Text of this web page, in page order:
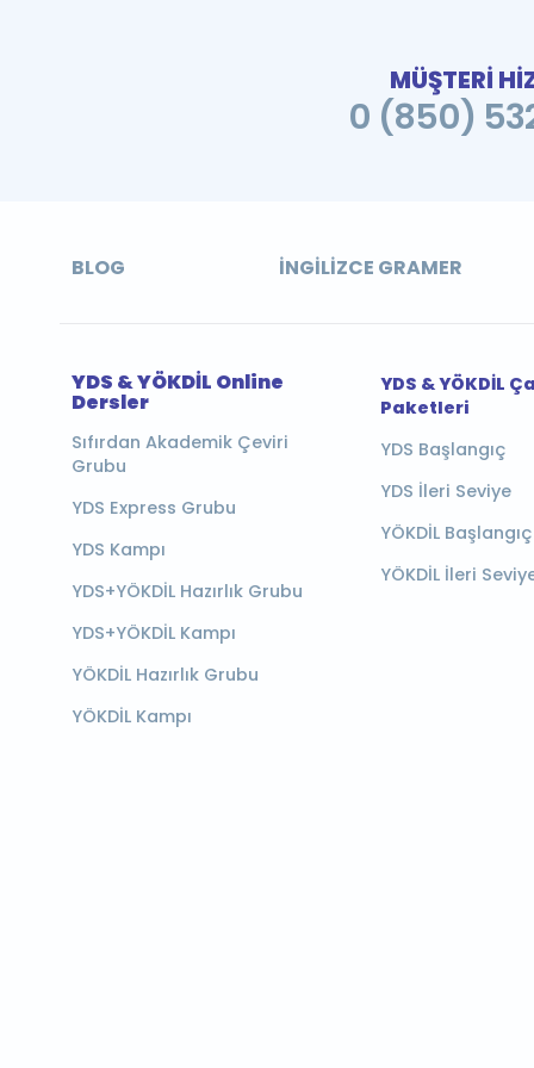
MÜŞTERİ
0 (850)
BLOG İNGILIZCE GRAMER
YDS & YÖKDİL Online
Dersler
Sıfırdan Akademik Çeviri
Grubu
YDS Express Grubu
YDS Kampı
YDS+YÖKDİL Hazırlık Grubu
YDS+YÖKDİL Kampı
YÖKDİL Hazırlık Grubu
YÖKDİL Kampı
YDS & YÖKDİL
Paketleri
YDS Başlangıç
YDS İleri Seviye
YÖKDİL Başlangıç
YÖKDİL İleri